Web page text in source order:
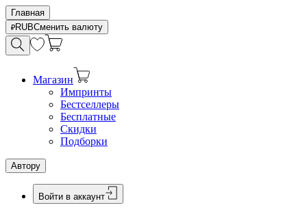
Главная
RUBСменить валюту
Магазин
Импринты
Бестселлеры
Бесплатные
Скидки
Подборки
Автору
Войти в аккаунт